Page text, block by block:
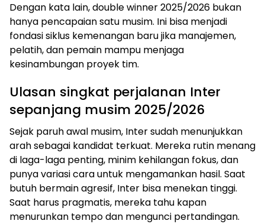
Dengan kata lain, double winner 2025/2026 bukan
hanya pencapaian satu musim. Ini bisa menjadi
fondasi siklus kemenangan baru jika manajemen,
pelatih, dan pemain mampu menjaga
kesinambungan proyek tim.
Ulasan singkat perjalanan Inter
sepanjang musim 2025/2026
Sejak paruh awal musim, Inter sudah menunjukkan
arah sebagai kandidat terkuat. Mereka rutin menang
di laga-laga penting, minim kehilangan fokus, dan
punya variasi cara untuk mengamankan hasil. Saat
butuh bermain agresif, Inter bisa menekan tinggi.
Saat harus pragmatis, mereka tahu kapan
menurunkan tempo dan mengunci pertandingan.